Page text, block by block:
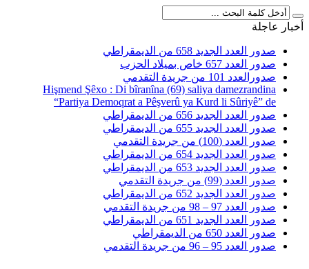
أخبار عاجلة
صدور العدد الجديد 658 من الديمقراطي
صدور العدد 657 خاص بميلاد الحزب
صدورالعدد 101 من جريدة التقدمي
Hişmend Şêxo : Di bîranîna (69) saliya damezrandina
“Partiya Demoqrat a Pêşverû ya Kurd li Sûriyê” de
صدور العدد الجديد 656 من الديمقراطي
صدور العدد الجديد 655 من الديمقراطي
صدور العدد (100) من جريدة التقدمي
صدور العدد الجديد 654 من الديمقراطي
صدور العدد الجديد 653 من الديمقراطي
صدور العدد (99) من جريدة التقدمي
صدور العدد الجديد 652 من الديمقراطي
صدور العدد 97 – 98 من جريدة التقدمي
صدور العدد الجديد 651 من الديمقراطي
صدور العدد 650 من الديمقراطي
صدور العدد 95 – 96 من جريدة التقدمي